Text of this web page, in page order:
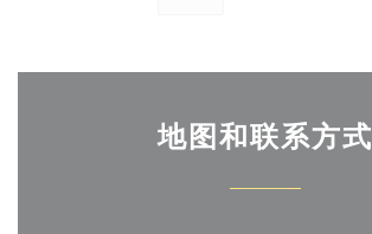
地图和联系方式